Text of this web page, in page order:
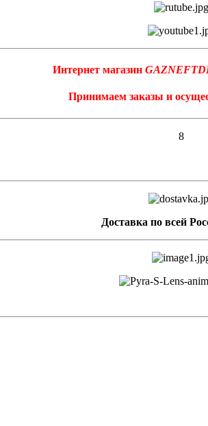
Интернет магазин
Принимаем заказы и
8
Доставка по всей